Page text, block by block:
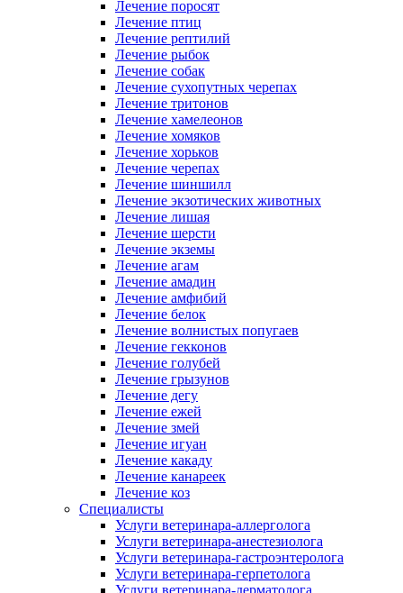
Лечение поросят
Лечение птиц
Лечение рептилий
Лечение рыбок
Лечение собак
Лечение сухопутных черепах
Лечение тритонов
Лечение хамелеонов
Лечение хомяков
Лечение хорьков
Лечение черепах
Лечение шиншилл
Лечение экзотических животных
Лечение лишая
Лечение шерсти
Лечение экземы
Лечение агам
Лечение амадин
Лечение амфибий
Лечение белок
Лечение волнистых попугаев
Лечение гекконов
Лечение голубей
Лечение грызунов
Лечение дегу
Лечение ежей
Лечение змей
Лечение игуан
Лечение какаду
Лечение канареек
Лечение коз
Специалисты
Услуги ветеринара-аллерголога
Услуги ветеринара-анестезиолога
Услуги ветеринара-гастроэнтеролога
Услуги ветеринара-герпетолога